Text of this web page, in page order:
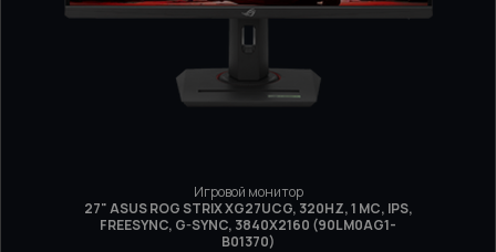
Игровой монитор
27" ASUS ROG STRIX XG27UCG, 320HZ, 1 МС, IPS,
FREESYNC, G-SYNC, 3840X2160 (90LM0AG1-
B01370)